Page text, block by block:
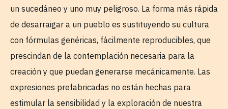
un sucedáneo y uno muy peligroso. La forma más rápida
de desarraigar a un pueblo es sustituyendo su cultura
con fórmulas genéricas, fácilmente reproducibles, que
prescindan de la contemplación necesaria para la
creación y que puedan generarse mecánicamente. Las
expresiones prefabricadas no están hechas para
estimular la sensibilidad y la exploración de nuestra